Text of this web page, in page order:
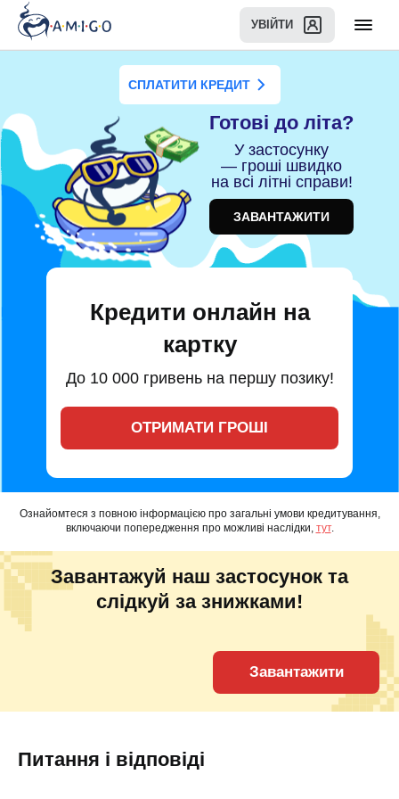
УВІЙТИ
СПЛАТИТИ КРЕДИТ
Готові до літа?
У застосунку
— гроші швидко
на всі літні справи!
ЗАВАНТАЖИТИ
Кредити онлайн на
картку
До 10 000 гривень на першу позику!
ОТРИМАТИ ГРОШІ
Ознайомтеся з повною інформацією про загальні умови кредитування,
включаючи попередження про можливі наслідки, тут.
Завантажуй наш застосунок та
слідкуй за знижками!
Завантажити
Питання і відповіді